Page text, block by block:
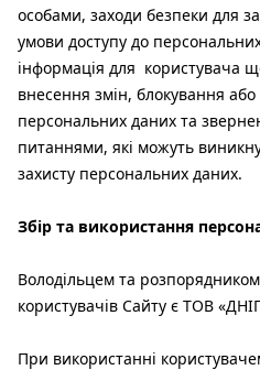
особами, заходи безпеки для
умови доступу до
інформація для користувача
внесення змін, блокування
персональних даних та
питаннями, які можуть
захисту персональних даних.
Збір та використання
Володільцем та
користувачів Сайту є ТОВ
При використанні